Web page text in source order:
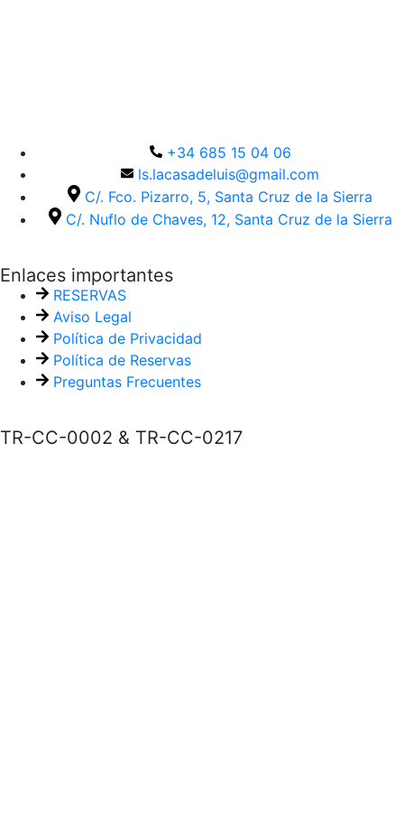
+34 685 15 04 06
ls.lacasadeluis@gmail.com
C/. Fco. Pizarro, 5, Santa Cruz de la Sierra
C/. Nuflo de Chaves, 12, Santa Cruz de la Sierra
Enlaces importantes
RESERVAS
Aviso Legal
Política de Privacidad
Política de Reservas
Preguntas Frecuentes
TR-CC-0002 & TR-CC-0217